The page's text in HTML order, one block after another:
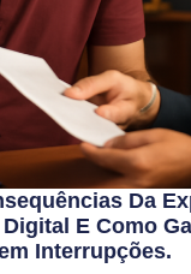
Da
E Como
Interrupções.